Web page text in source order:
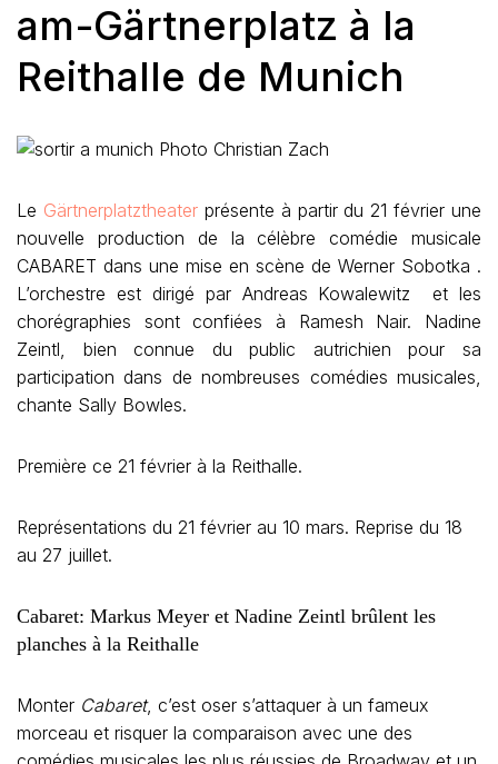
am-Gärtnerplatz à la
Reithalle de Munich
Photo Christian Zach
Le Gärtnerplatztheaterprésente à partir du 21 février une
nouvelle production de la célèbre comédie musicale
CABARET dans une mise en scène de Werner Sobotka .
L’orchestre est dirigé par Andreas Kowalewitz et les
chorégraphies sont confiées à Ramesh Nair. Nadine
Zeintl, bien connue du public autrichien pour sa
participation dans de nombreuses comédies musicales,
chante Sally Bowles.
Première ce 21 février à la Reithalle.
Représentations du 21 février au 10 mars. Reprise du 18
au 27 juillet.
Cabaret: Markus Meyer et Nadine Zeintl brûlent les
planches à la Reithalle
Monter Cabaret, c’est oser s’attaquer à un fameux
morceau et risquer la comparaison avec une des